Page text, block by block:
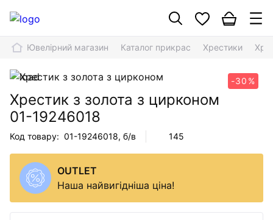
Ювелірний магазин Каталог прикрас Хрестики
-30%
Хрестик з золота з цирконом
01-19246018
Код товару: 01-19246018, б/в 145
OUTLET
Наша найвигідніша ціна!